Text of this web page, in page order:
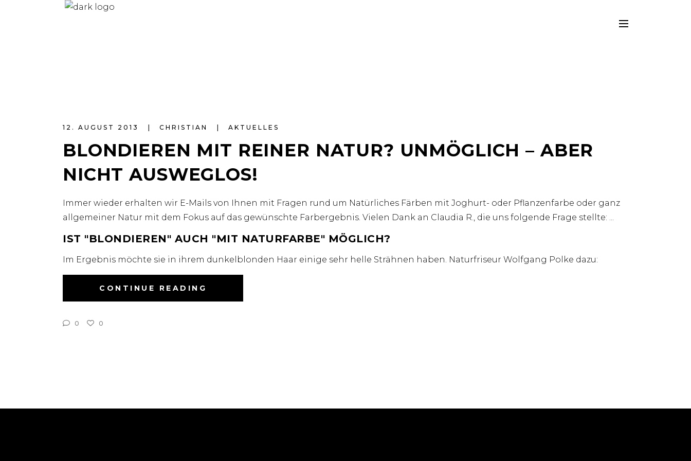
12. AUGUST 2013 CHRISTIAN AKTUELLES
BLONDIEREN MIT REINER NATUR? UNMÖGLICH – ABER
NICHT AUSWEGLOS!
Immer wieder erhalten wir E-Mails von Ihnen mit Fragen rund um Natürliches Färben mit Joghurt- oder Pflanzenfarbe oder ganz
allgemeiner Natur mit dem Fokus auf das gewünschte Farbergebnis. Vielen Dank an Claudia R., die uns folgende Frage stellte:
IST BLONDIEREN AUCH MIT NATURFARBE MÖGLICH?
Im Ergebnis möchte sie in ihrem dunkelblonden Haar einige sehr helle Strähnen haben. Naturfriseur Wolfgang Polke dazu:
CONTINUE READING
0 0